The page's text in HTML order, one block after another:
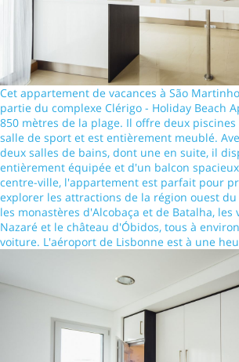
Cet appartement de vacances à São
partie du complexe Clérigo - Holiday Beach
850 mètres de la plage. Il offre deux
salle de sport et est entièrement meublé.
deux salles de bains, dont une en suite, il
entièrement équipée et d'un balcon
centre-ville, l'appartement est parfait pour
explorer les attractions de la région ouest
les monastères d'Alcobaça et de Batalha, les
Nazaré et le château d'Óbidos, tous à
voiture. L'aéroport de Lisbonne est à une